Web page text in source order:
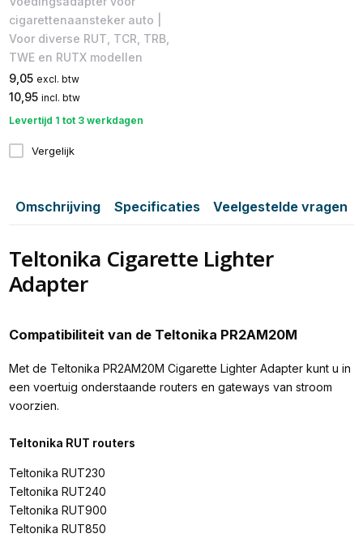
cigarettenaansteker auto |
Voor diverse RUT, TCR, TRB,
TWE en RUTX modellen
9,05 excl. btw
10,95 incl. btw
Levertijd 1 tot 3 werkdagen
Vergelijk
Omschrijving Specificaties Veelgestelde vragen
Teltonika Cigarette Lighter
Adapter
Compatibiliteit van de Teltonika PR2AM20M
Met de Teltonika PR2AM20M Cigarette Lighter Adapter kunt u in
een voertuig onderstaande routers en gateways van stroom
voorzien.
Teltonika RUT routers
Teltonika RUT230
Teltonika RUT240
Teltonika RUT900
Teltonika RUT850